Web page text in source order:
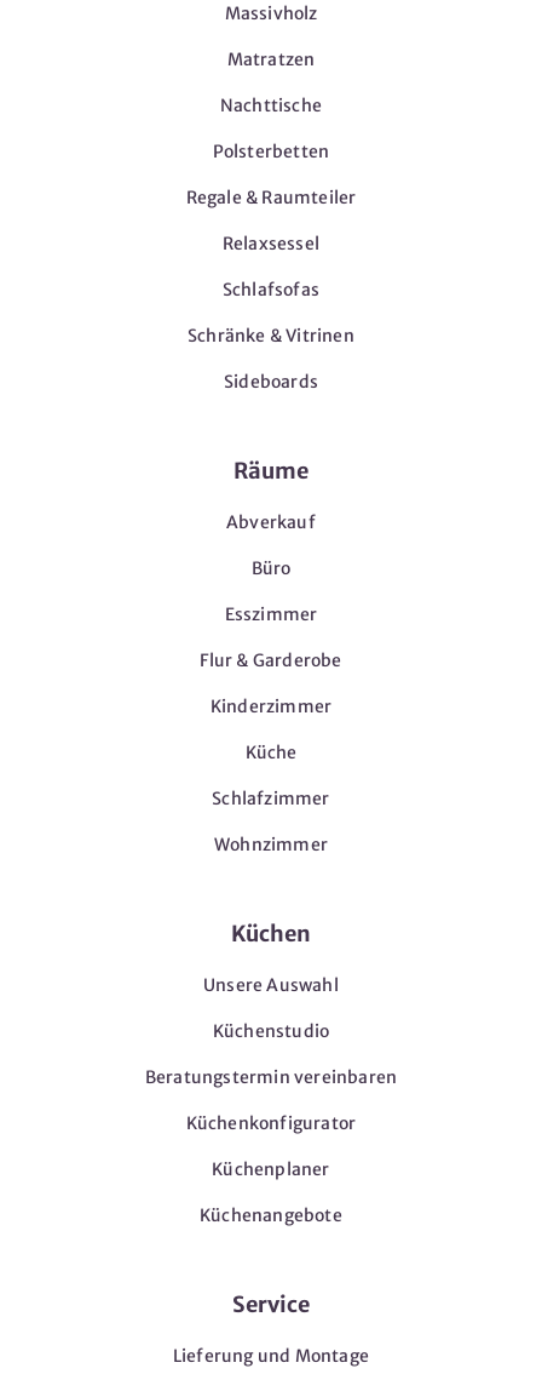
Massivholz
Matratzen
Nachttische
Polsterbetten
Regale & Raumteiler
Relaxsessel
Schlafsofas
Schränke & Vitrinen
Sideboards
Räume
Abverkauf
Büro
Esszimmer
Flur & Garderobe
Kinderzimmer
Küche
Schlafzimmer
Wohnzimmer
Küchen
Unsere Auswahl
Küchenstudio
Beratungstermin vereinbaren
Küchenkonfigurator
Küchenplaner
Küchenangebote
Service
Lieferung und Montage